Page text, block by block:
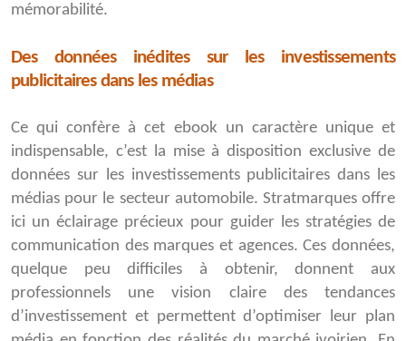
mémorabilité.
Des données inédites sur les investissements
publicitaires dans les médias
Ce qui confère à cet ebook un caractère unique et
indispensable, c’est la mise à disposition exclusive de
données sur les investissements publicitaires dans les
médias pour le secteur automobile. Stratmarques offre
ici un éclairage précieux pour guider les stratégies de
communication des marques et agences. Ces données,
quelque peu difficiles à obtenir, donnent aux
professionnels une vision claire des tendances
d’investissement et permettent d’optimiser leur plan